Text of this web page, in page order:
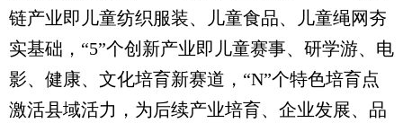
链产业即儿童纺织服装、儿童食品、儿童绳网夯
实基础，“5”个创新产业即儿童赛事、研学游、电
影、健康、文化培育新赛道，“N”个特色培育点
激活县域活力，为后续产业培育、企业发展、品